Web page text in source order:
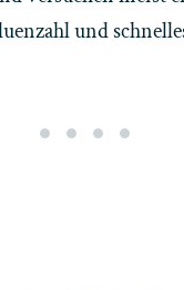
und
AufDer